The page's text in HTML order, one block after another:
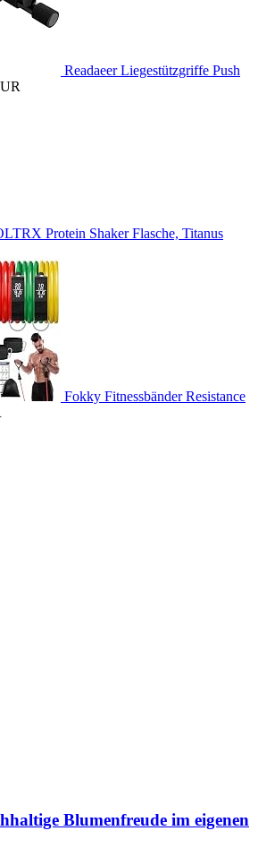
Readaeer Liegestützgriffe Push
Protein Shaker Flasche, Titanus
Fokky Fitnessbänder Resistance
Blumenfreude im eigenen